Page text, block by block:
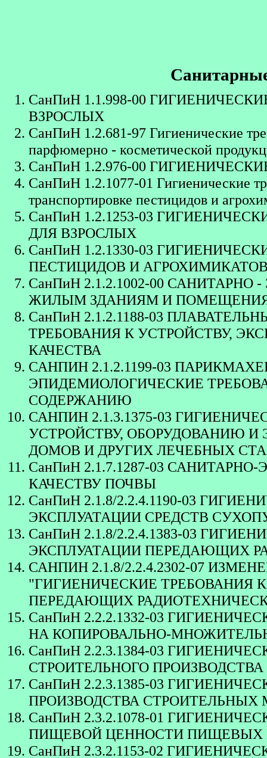
СанПиН 1.1.998-00
ВЗРОСЛЫХ
СанПиН 1.2.681-97 Гигиенические
парфюмерно - косметической
СанПиН 1.2.976-00
СанПиН 1.2.1077-01 Гигиенические
транспортировке пестицидов и
СанПиН 1.2.1253-03
ДЛЯ ВЗРОСЛЫХ
СанПиН 1.2.1330-03
ПЕСТИЦИДОВ И
СанПиН 2.1.2.1002-00
ЖИЛЫМ ЗДАНИЯМ И
СанПиН 2.1.2.1188-03
ТРЕБОВАНИЯ К УСТРОЙСТВУ,
КАЧЕСТВА
САНПИН 2.1.2.1199-03
ЭПИДЕМИОЛОГИЧЕСКИЕ
СОДЕРЖАНИЮ
САНПИН 2.1.3.1375-03
УСТРОЙСТВУ, ОБОРУДОВАНИЮ И
ДОМОВ И ДРУГИХ ЛЕЧЕБНЫХ
СанПиН 2.1.7.1287-03
КАЧЕСТВУ ПОЧВЫ
СанПиН 2.1.8/2.2.4.1190-03
ЭКСПЛУАТАЦИИ СРЕДСТВ
СанПиН 2.1.8/2.2.4.1383-03
ЭКСПЛУАТАЦИИ ПЕРЕДАЮЩИХ
САНПИН 2.1.8/2.2.4.2302-07
"ГИГИЕНИЧЕСКИЕ ТРЕБОВАНИЯ
ПЕРЕДАЮЩИХ
СанПиН 2.2.2.1332-03
НА КОПИРОВАЛЬНО-
СанПиН 2.2.3.1384-03
СТРОИТЕЛЬНОГО
СанПиН 2.2.3.1385-03
ПРОИЗВОДСТВА
СанПиН 2.3.2.1078-01
ПИЩЕВОЙ ЦЕННОСТИ ПИЩЕВЫХ
СанПиН 2.3.2.1153-02